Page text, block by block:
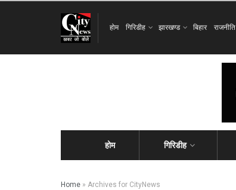
होम गिरिडीह झारखण्ड बिहार राजनीति
होम गिरिडीह
Home » Archives for CityNews